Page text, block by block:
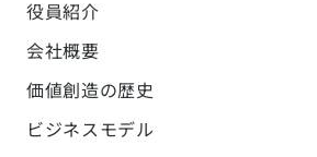
役員紹介
会社概要
価値創造の歴史
ビジネスモデル